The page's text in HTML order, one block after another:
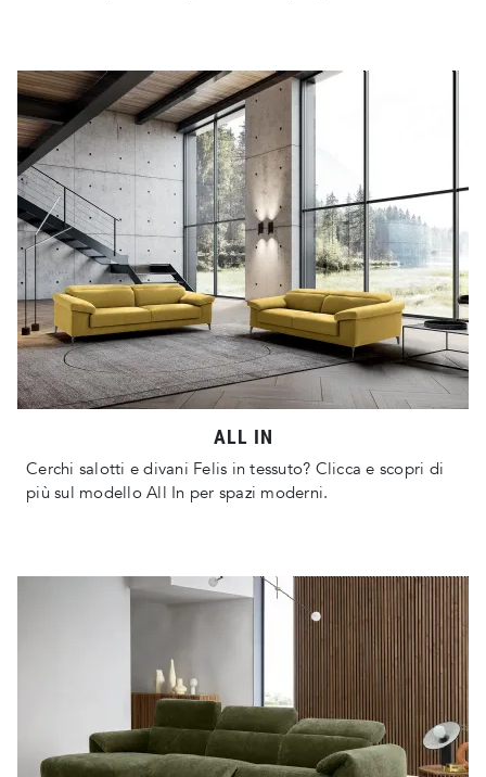
ALL IN
Cerchi salotti e divani Felis in tessuto? Clicca e scopri di
più sul modello All In per spazi moderni.